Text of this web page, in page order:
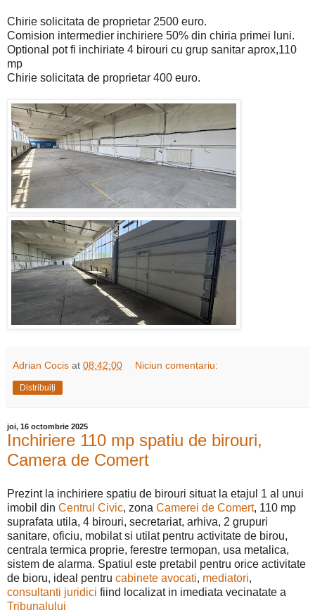
Chirie solicitata de proprietar 2500 euro.
Comision intermedier inchiriere 50% din chiria primei luni.
Optional pot fi inchiriate 4 birouri cu grup sanitar aprox,110
mp
Chirie solicitata de proprietar 400 euro.
Adrian Cocis at 08:42:00 Niciun comentariu:
Distribuiți
joi, 16 octombrie 2025
Inchiriere 110 mp spatiu de birouri,
Camera de Comert
Prezint la inchiriere spatiu de birouri situat la etajul 1 al unui
imobil din Centrul Civic, zona Camerei de Comert, 110 mp
suprafata utila, 4 birouri, secretariat, arhiva, 2 grupuri
sanitare, oficiu, mobilat si utilat pentru activitate de birou,
centrala termica proprie, ferestre termopan, usa metalica,
sistem de alarma. Spatiul este pretabil pentru orice activitate
de bioru, ideal pentru cabinete avocati, mediatori,
consultanti juridici fiind localizat in imediata vecinatate a
Tribunalului